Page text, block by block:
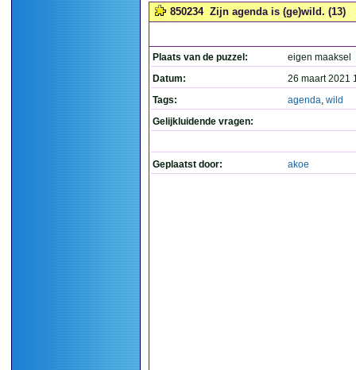
850234 Zijn agenda is (ge)wild. (13)
Plaats van de puzzel:
eigen maaksel
Datum:
26 maart 2021
Tags:
agenda, wild
Gelijkluidende vragen:
Geplaatst door: akoe